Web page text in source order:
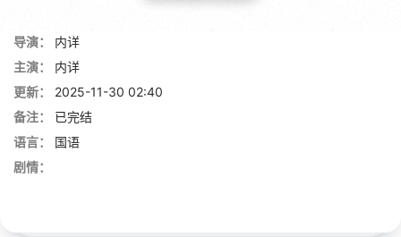
导演：
内详
主演：
内详
更新：
2025-11-30 02:40
备注：
已完结
语言：
国语
剧情：